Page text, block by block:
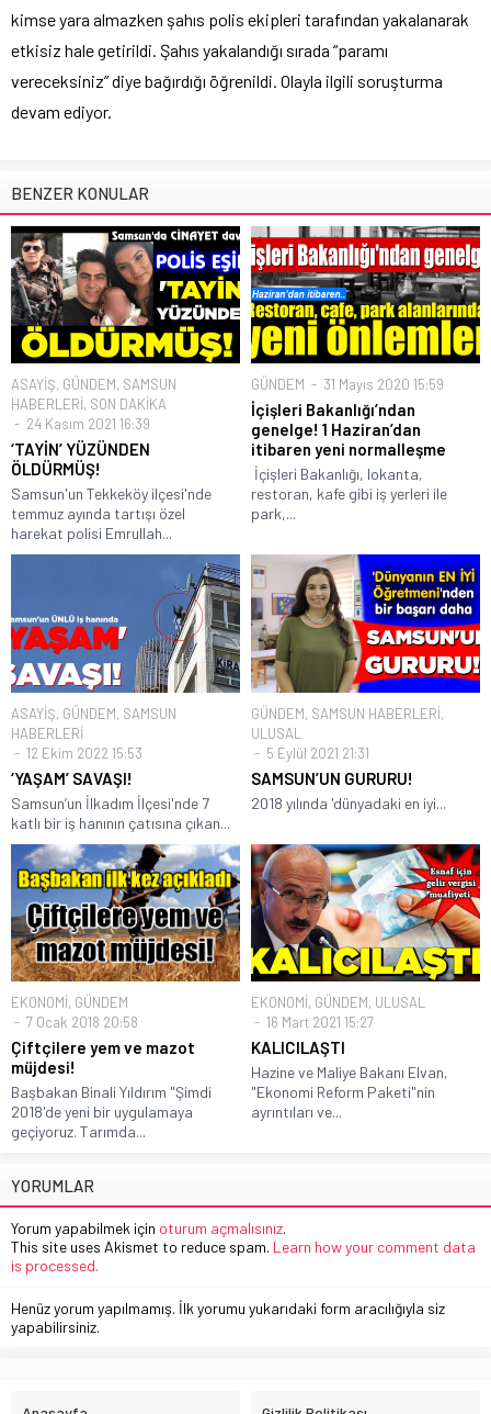
kimse yara almazken şahıs polis ekipleri tarafından yakalanarak
etkisiz hale getirildi. Şahıs yakalandığı sırada “paramı
vereceksiniz” diye bağırdığı öğrenildi. Olayla ilgili soruşturma
devam ediyor.
BENZER KONULAR
ASAYİŞ, GÜNDEM, SAMSUN
HABERLERİ, SON DAKİKA
24 Kasım 2021 16:39
‘TAYİN’ YÜZÜNDEN
ÖLDÜRMÜŞ!
Samsun'un Tekkeköy ilçesi'nde
temmuz ayında tartışı özel
harekat polisi Emrullah...
GÜNDEM 31 Mayıs 2020 15:59
İçişleri Bakanlığı’ndan
genelge! 1 Haziran’dan
itibaren yeni normalleşme
İçişleri Bakanlığı, lokanta,
restoran, kafe gibi iş yerleri ile
park,...
ASAYİŞ, GÜNDEM, SAMSUN
HABERLERİ
12 Ekim 2022 15:53
‘YAŞAM’ SAVAŞI!
Samsun’un İlkadım İlçesi'nde 7
katlı bir iş hanının çatısına çıkan...
GÜNDEM, SAMSUN HABERLERİ,
ULUSAL
5 Eylül 2021 21:31
SAMSUN’UN GURURU!
2018 yılında 'dünyadaki en iyi...
EKONOMİ, GÜNDEM
7 Ocak 2018 20:58
Çiftçilere yem ve mazot
müjdesi!
Başbakan Binali Yıldırım "Şimdi
2018'de yeni bir uygulamaya
geçiyoruz. Tarımda...
EKONOMİ, GÜNDEM, ULUSAL
16 Mart 2021 15:27
KALICILAŞTI
Hazine ve Maliye Bakanı Elvan,
"Ekonomi Reform Paketi"nin
ayrıntıları ve...
YORUMLAR
Yorum yapabilmek için oturum açmalısınız.
This site uses Akismet to reduce spam. Learn how your comment data
is processed.
Henüz yorum yapılmamış. İlk yorumu yukarıdaki form aracılığıyla siz
yapabilirsiniz.